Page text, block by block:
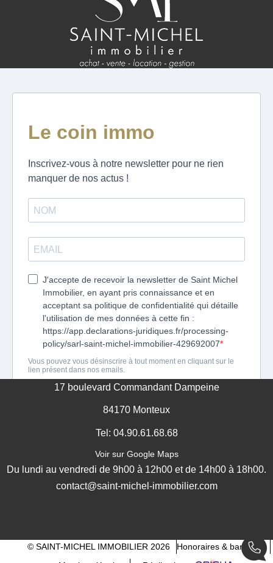
17 boulevard Commandant Dampeine
84170 Monteux
Tel: 04.90.61.68.68
Voir sur Google Maps
Du lundi au vendredi de 9h00 à 12h00 et de 14h00 à 18h00.
contact@saint-michel-immobilier.com
© SAINT-MICHEL IMMOBILIER 2026
Honoraires & barèmes